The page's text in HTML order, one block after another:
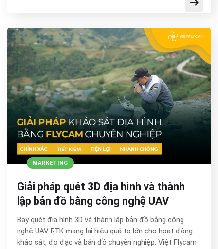
MARKETING
Giải pháp quét 3D địa hình và thành
lập bản đồ bằng công nghệ UAV
Bay quét địa hình 3D và thành lập bản đồ bằng công
nghệ UAV RTK mang lại hiệu quả to lớn cho hoạt động
khảo sát, đo đạc và bản đồ chuyên nghiệp. Việt Flycam